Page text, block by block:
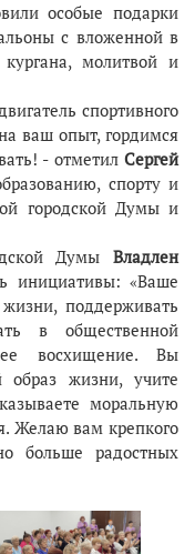
особые подарки
с вложенной в
молитвой и
спортивного
ваш опыт, гордимся
- отметил Сергей
спорту и
городской Думы и
Думы Владлен
инициативы: «Ваше
поддерживать
в общественной
восхищение. Вы
образ жизни, учите
моральную
Желаю вам крепкого
больше радостных